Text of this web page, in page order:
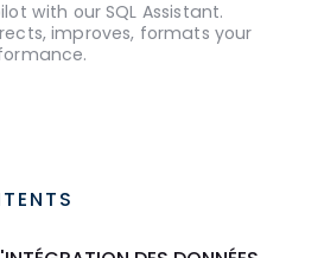
with our SQL Assistant.
improves, formats your